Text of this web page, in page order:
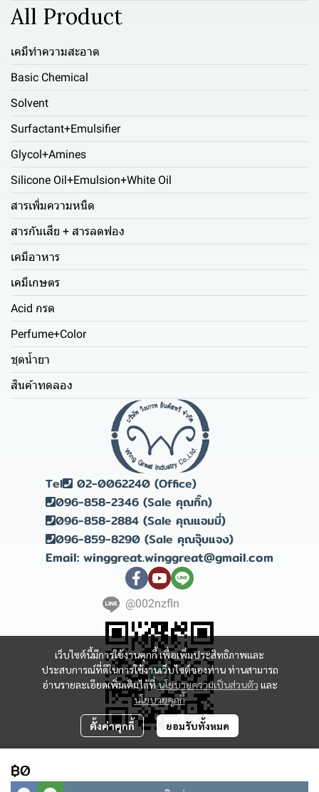
฿0
เว็บไซต์นี้มีการใช้งานคุกกี้ เพื่อเพิ่มประสิทธิภาพและ
ประสบการณ์ที่ดีในการใช้งานเว็บไซต์ของท่าน ท่านสามารถ
อ่านรายละเอียดเพิ่มเติมได้ที่นโยบายความเป็นส่วนตัว และ
นโยบายคุกกี้
ตั้งค่าคุกกี้ ยอมรับทั้งหมด
All Product
เคมีทำความสะอาด
Basic Chemical
Solvent
Surfactant+Emulsifier
Glycol+Amines
Silicone Oil+Emulsion+White Oil
สารเพิ่มความหนืด
สารกันเสีย + สารลดฟอง
เคมีอาหาร
เคมีเกษตร
Acid กรด
Perfume+Color
ชุดน้ำยา
สินค้าทดลอง
Tel
02-0062240 (Office)
096-858-2346 (Sale คุณกิ๊ก)
096-858-2884 (Sale คุณแอมมี่)
096-859-8290 (Sale คุณจุ๊บแจง)
Email: winggreat.winggreat@gmail.com
@002nzfln
ผู้เข้าชมวันนี้1,487